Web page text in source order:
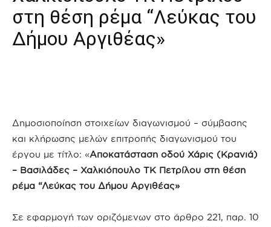
στη θέση ρέμα “Λεύκας του
Δήμου Αργιθέας»
Δημοσιοποίηση στοιχείων διαγωνισμού – σύμβασης
και κλήρωσης μελών επιτροπής διαγωνισμού του
έργου με τίτλο: «Αποκατάσταση οδού Χάρις (Κρανιά)
– Βασιλάδες – Χαλκιόπουλο ΤΚ Πετρίλου στη θέση
ρέμα “Λεύκας του Δήμου Αργιθέας»
Σε εφαρμογή των οριζόμενων στο άρθρο 221, παρ. 10